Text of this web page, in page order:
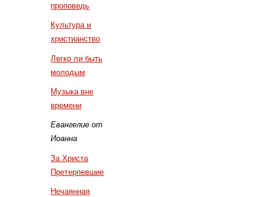
проповедь
Культура и
христианство
Легко ли быть
молодым
Музыка вне
времени
Евангелие от
Иоанна
За Христа
Претерпевшие
Нечаянная